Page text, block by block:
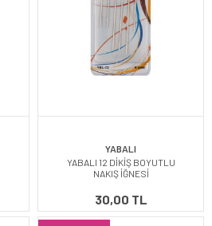
YABALI
YABALI 12 DİKİŞ BOYUTLU
NAKIŞ İĞNESİ
30,00 TL